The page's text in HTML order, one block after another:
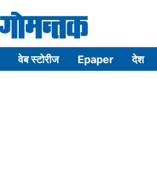
वेब स्टोरीज Epaper देश